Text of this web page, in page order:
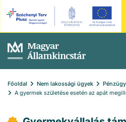
Főoldal Nem lakossági ügyek
A gyermek születése esetén az apát